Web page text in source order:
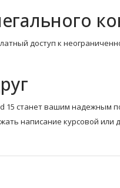
доступ к
15 станет вашим надежным
написание курсовой